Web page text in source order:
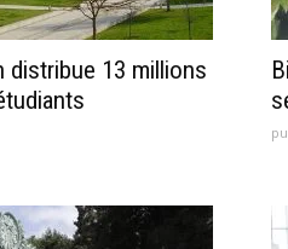
distribue 13 millions